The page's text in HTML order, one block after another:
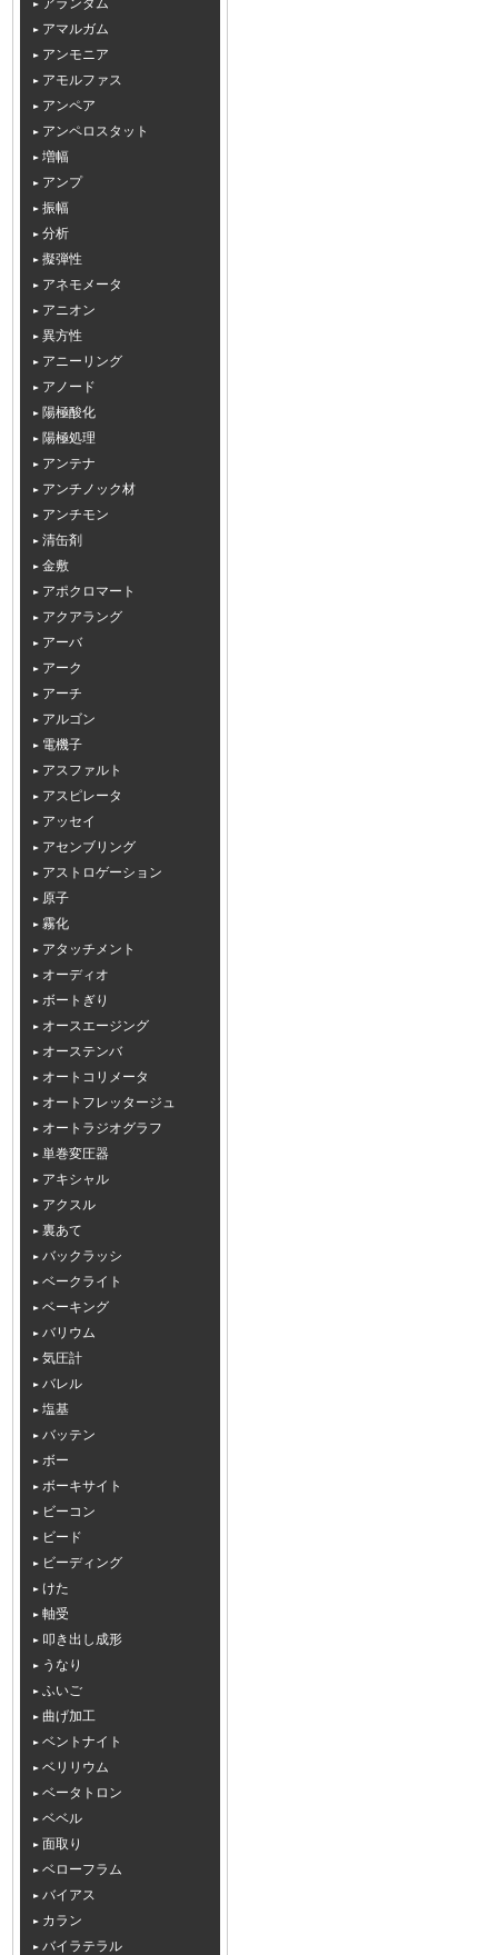
アランダム
アマルガム
アンモニア
アモルファス
アンペア
アンペロスタット
増幅
アンプ
振幅
分析
擬弾性
アネモメータ
アニオン
異方性
アニーリング
アノード
陽極酸化
陽極処理
アンテナ
アンチノック材
アンチモン
清缶剤
金敷
アポクロマート
アクアラング
アーバ
アーク
アーチ
アルゴン
電機子
アスファルト
アスピレータ
アッセイ
アセンブリング
アストロゲーション
原子
霧化
アタッチメント
オーディオ
ボートぎり
オースエージング
オーステンバ
オートコリメータ
オートフレッタージュ
オートラジオグラフ
単巻変圧器
アキシャル
アクスル
裏あて
バックラッシ
ベークライト
ベーキング
バリウム
気圧計
バレル
塩基
バッテン
ボー
ボーキサイト
ビーコン
ビード
ビーディング
けた
軸受
叩き出し成形
うなり
ふいご
曲げ加工
ベントナイト
ベリリウム
ベータトロン
ベベル
面取り
ベローフラム
バイアス
カラン
バイラテラル